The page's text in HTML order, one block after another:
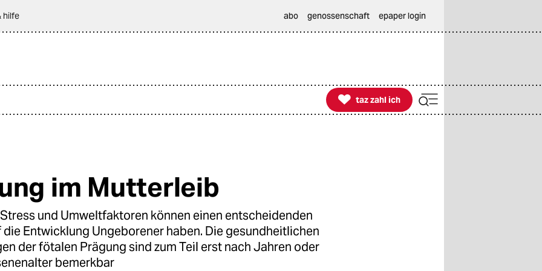
hilfe abo genossenschaft epaper login

taz zahl ich
taz zahl ich
im Mutterleib
und Umweltfaktoren können einen entscheidenden
die Entwicklung Ungeborener haben. Die gesundheitlichen
der fötalen Prägung sind zum Teil erst nach Jahren oder
bemerkbar